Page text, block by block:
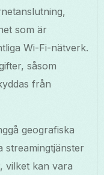
som är
Wi-Fi-nätverk.
såsom
från
geografiska
streamingtjänster
vilket kan vara